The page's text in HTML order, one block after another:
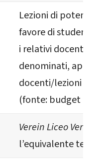
Lezioni di
favore di studenti
i relativi docenti (o
denominati,
docenti/lezioni di
(fonte: budget 2022).
Verein Liceo Vermigli
l’equivalente tedesco